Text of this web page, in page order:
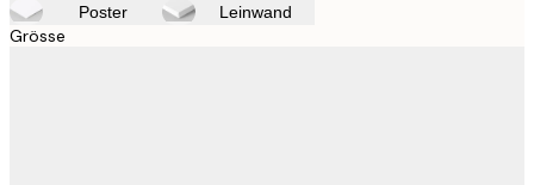
Poster Leinwand
Grösse